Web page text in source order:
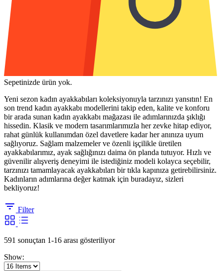
Sepetinizde ürün yok.
Yeni sezon kadın ayakkabıları koleksiyonuyla tarzınızı yansıtın! En
son trend kadın ayakkabı modellerini takip eden, kalite ve konforu
bir arada sunan kadın ayakkabı mağazası ile adımlarınızda şıklığı
hissedin. Klasik ve modern tasarımlarımızla her zevke hitap ediyor,
rahat günlük kullanımdan özel davetlere kadar her anınıza uyum
sağlıyoruz. Sağlam malzemeler ve özenli işçilikle üretilen
ayakkabılarımız, ayak sağlığınızı daima ön planda tutuyor. Hızlı ve
güvenilir alışveriş deneyimi ile istediğiniz modeli kolayca seçebilir,
tarzınızı tamamlayacak ayakkabıları bir tıkla kapınıza getirebilirsiniz.
Kadınların adımlarına değer katmak için buradayız, sizleri
bekliyoruz!
Filter
591 sonuçtan 1-16 arası gösteriliyorEn
Show: